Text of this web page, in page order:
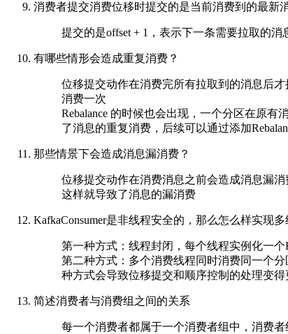
消费者提交消费位移时提交的是当前消费到的最新
提交的是offset + 1，表示下一条需要拉取的消
有哪些情形会造成重复消费？
位移提交动作在消费完所有拉取到的消息后
消费一次
Rebalance 的时候也会出现，一个分区在原
了消息的重复消费，后续可以通过添加
那些情景下会造成消息漏消费？
位移提交动作在消费消息之前会造成消息漏
这样就导致了消息的漏消费
KafkaConsumer是非线程安全的，那么怎么样实现多
第一种方式：线程封闭，每个线程实例化一
第二种方式：多个消费线程同时消费同一个
种方式会导致位移提交和顺序控制的处理变得
简述消费者与消费组之间的关系
每一个消费者都属于一个消费者组中，消费